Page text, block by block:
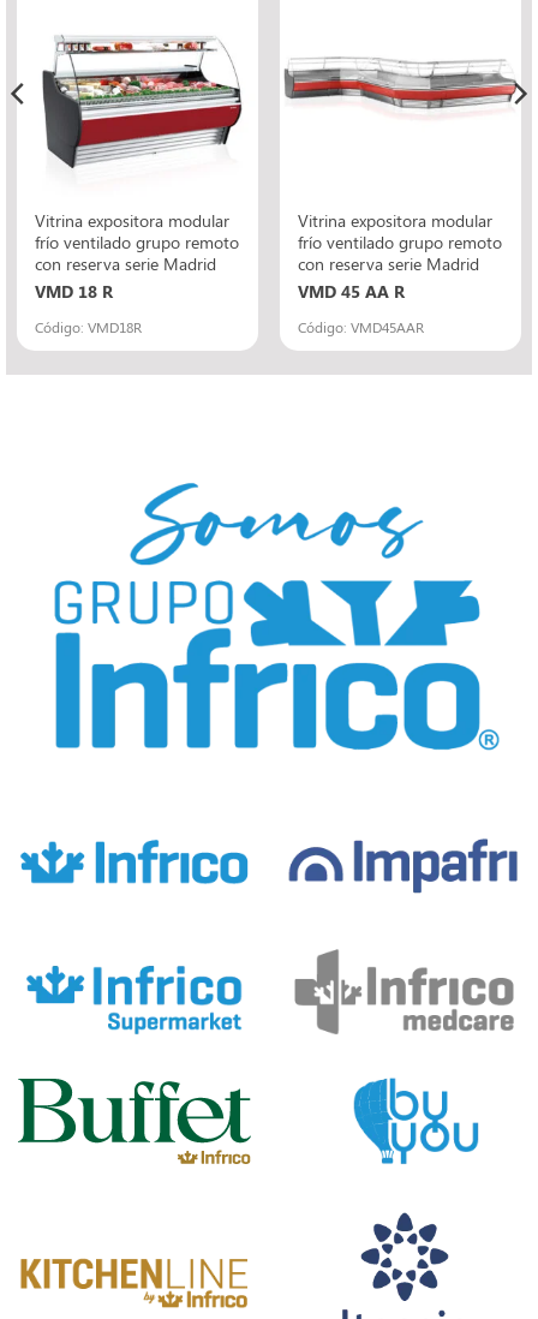
Vitrina expositora modular
frío ventilado grupo remoto
con reserva serie Madrid
VMD 18 R
Código: VMD18R
Vitrina expositora modular
frío ventilado grupo remoto
con reserva serie Madrid
VMD 45 AA R
Código: VMD45AAR